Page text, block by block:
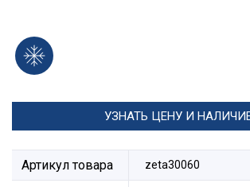
УЗНАТЬ ЦЕНУ И
Артикул товара zeta30060